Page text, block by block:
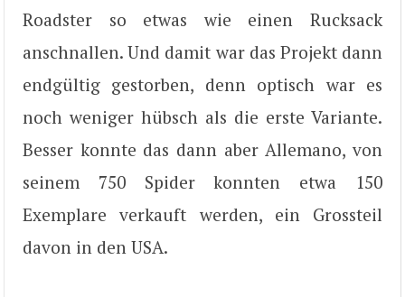
Roadster so etwas wie einen Rucksack
anschnallen. Und damit war das Projekt dann
endgültig gestorben, denn optisch war es
noch weniger hübsch als die erste Variante.
Besser konnte das dann aber Allemano, von
seinem 750 Spider konnten etwa 150
Exemplare verkauft werden, ein Grossteil
davon in den USA.